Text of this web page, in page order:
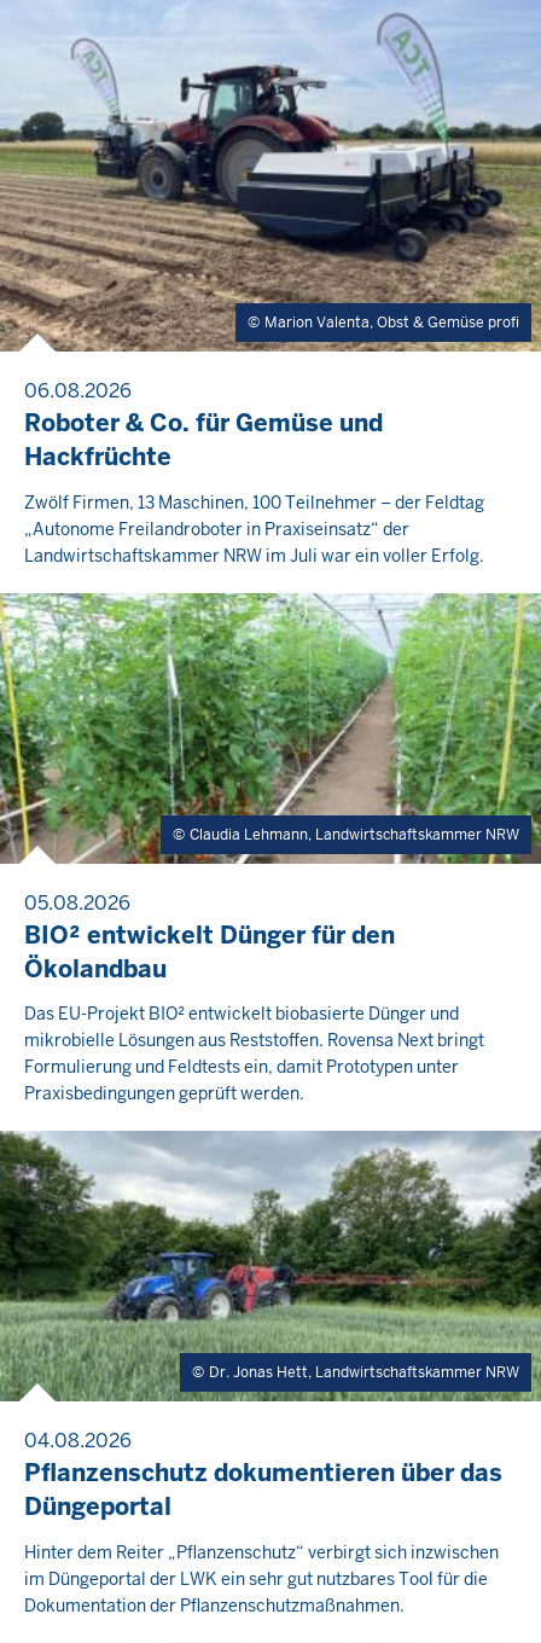
Marion Valenta, Obst & Gemüse profi
06.08.2026
Roboter & Co. für Gemüse und
Hackfrüchte
Zwölf Firmen, 13 Maschinen, 100 Teilnehmer – der Feldtag
„Autonome Freilandroboter in Praxiseinsatz“ der
Landwirtschaftskammer NRW im Juli war ein voller Erfolg.
Claudia Lehmann, Landwirtschaftskammer NRW
05.08.2026
BIO² entwickelt Dünger für den
Ökolandbau
Das EU-Projekt BIO² entwickelt biobasierte Dünger und
mikrobielle Lösungen aus Reststoffen. Rovensa Next bringt
Formulierung und Feldtests ein, damit Prototypen unter
Praxisbedingungen geprüft werden.
Dr. Jonas Hett, Landwirtschaftskammer NRW
04.08.2026
Pflanzenschutz dokumentieren über das
Düngeportal
Hinter dem Reiter „Pflanzenschutz“ verbirgt sich inzwischen
im Düngeportal der LWK ein sehr gut nutzbares Tool für die
Dokumentation der Pflanzenschutzmaßnahmen.